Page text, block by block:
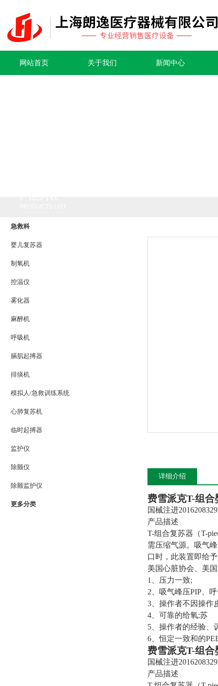
网站首页 关于我们 新闻中心
急救科
婴儿复苏器
制氧机
控温仪
雾化器
麻醉机
呼吸机
膈肌起搏器
排痰机
模拟人/急救训练系统
心肺复苏机
临时起搏器
监护仪
除颤仪
除颤监护仪
更多分类
详细介绍
费雪派克T-组合
国械注进
产品描述
T-组合复苏器（T-
需压缩气源。吸气
口时，此装置即给
美国心脏协会、美
1、压力一致;
2、吸气峰压PIP、
3、操作者不因操作
4、可靠的给氧;苏
5、操作者的经验、
6、恒定一致和的
费雪派克T-组合
国械注进
产品描述